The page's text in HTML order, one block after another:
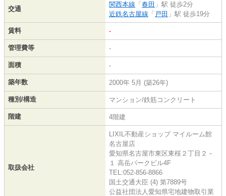
交通
関西本線 「 春田 」駅 徒歩2分
近鉄名古屋線 「 戸田 」駅 徒歩19分
賃料 -
管理費等 -
面積 -
築年数 2000年 5月 (築26年)
種別/構造 マンション/鉄筋コンクリート
階建 4階建
取扱会社
LIXIL不動産ショップ マイルーム館
名古屋店
愛知県名古屋市東区東桜２丁目２－
１ 高岳パークビル4F
TEL:052-856-8866
国土交通大臣 (4) 第7889号
公益社団法人愛知県宅地建物取引業